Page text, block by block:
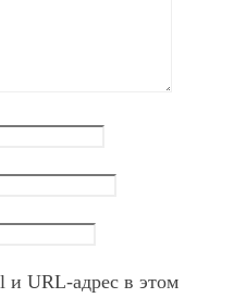
и URL-адрес в этом